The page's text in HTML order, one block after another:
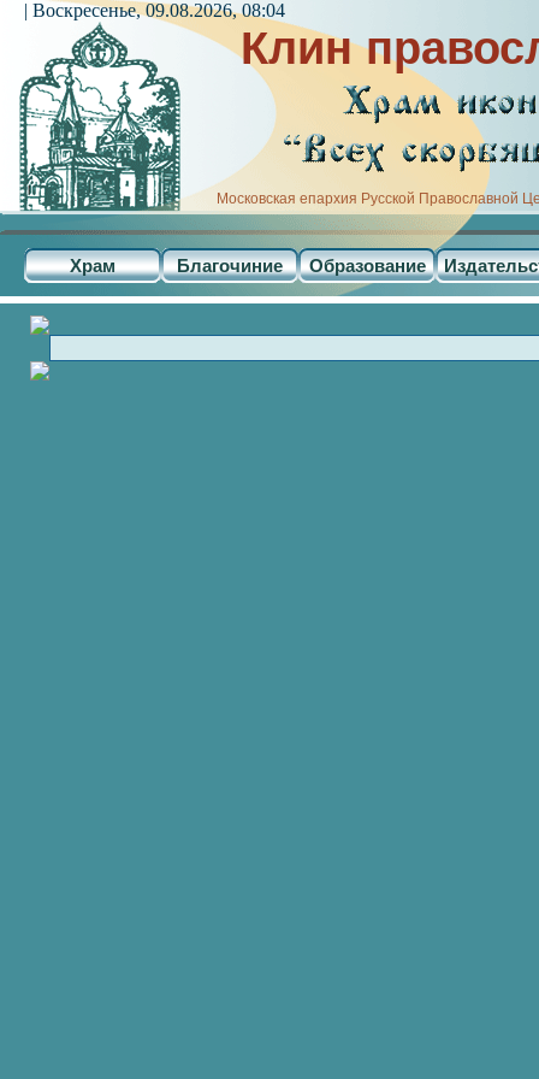
Клин
Московская епархия Русской Православной
Храм Благочиние Образование
| Воскресенье, 09.08.2026, 08:04